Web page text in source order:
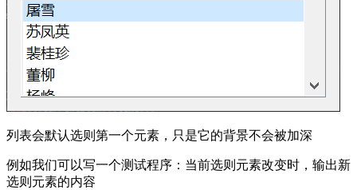
列表会默认选则第一个元素，只是它的背景不会被加深
例如我们可以写一个测试程序：当前选则元素改变时，输出新
选则元素的内容